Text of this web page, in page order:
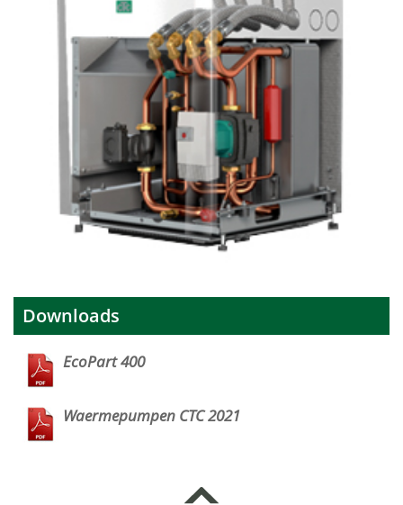
Downloads
EcoPart 400
Waermepumpen CTC 2021